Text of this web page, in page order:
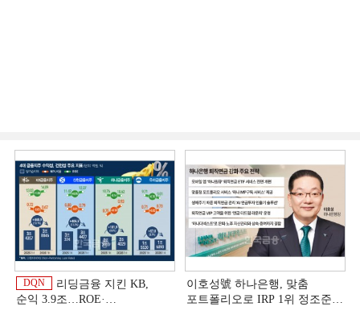
DQN
리딩금융 지킨 KB,
순익 3.9조…ROE·
이호성號 하나은행, 맞춤
포트폴리오로 IRP 1위 정조준